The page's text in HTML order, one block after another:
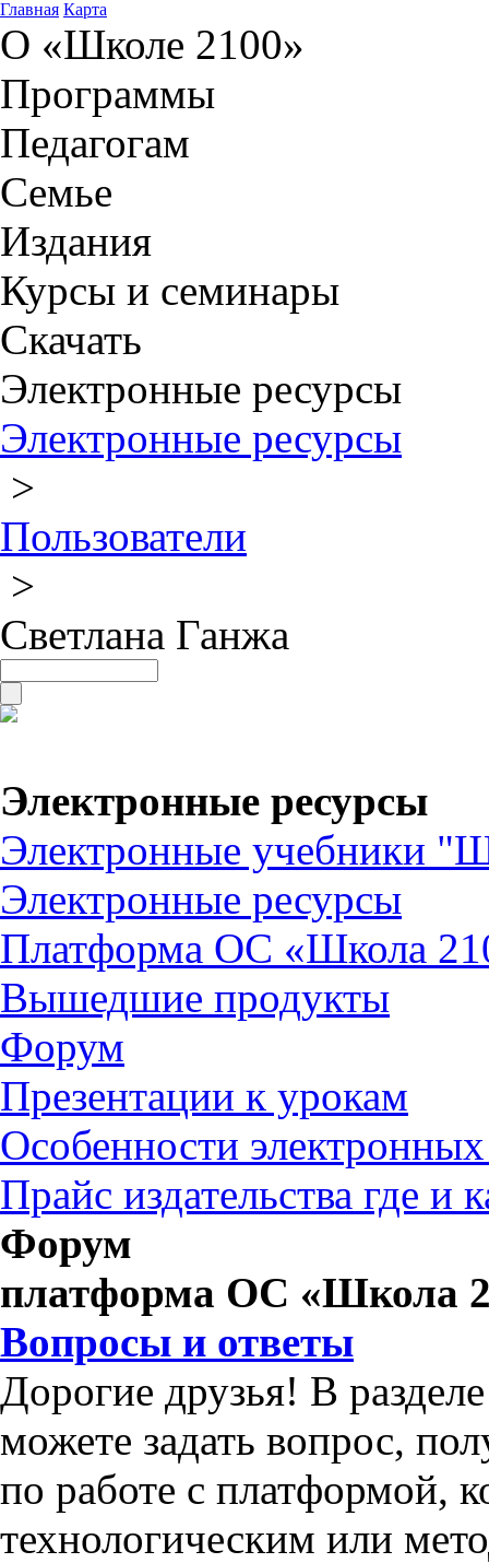
Главная Карта
О «Школе 2100»
Программы
Педагогам
Семье
Издания
Курсы и семинары
Скачать
Электронные ресурсы
Электронные ресурсы
>
Пользователи
>
Светлана Ганжа
Электронные ресурсы
Электронные учебники
Электронные ресурсы
Платформа ОС «Школа
Вышедшие продукты
Форум
Презентации к урокам
Особенности
Прайс издательства где и
Форум
платформа ОС «Школа
Вопросы и ответы
Дорогие друзья! В
можете задать вопрос,
по работе с платформой,
технологическим или